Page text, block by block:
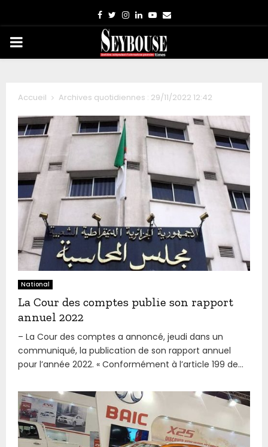
Facebook
TwitterInstagram
LinkedinYoutube
Email
PRIMARY
Accueil Archives quotidiennes : 29/11/2022 12:42
National
La Cour des comptes publie son rapport
annuel 2022
– La Cour des comptes a annoncé, jeudi dans un
communiqué, la publication de son rapport annuel
pour l’année 2022. « Conformément à l’article 199 de...